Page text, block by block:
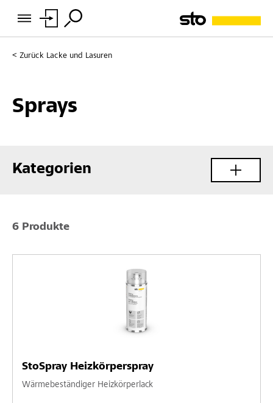
Zurück Lacke und Lasuren
Sprays
Kategorien
6 Produkte
StoSpray Heizkörperspray
Wärmebeständiger Heizkörperlack